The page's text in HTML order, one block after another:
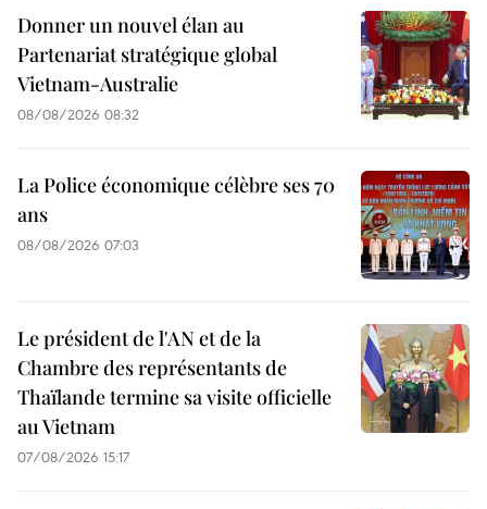
Donner un nouvel élan au
Partenariat stratégique global
Vietnam-Australie
08/08/2026 08:32
La Police économique célèbre ses 70
ans
08/08/2026 07:03
Le président de l'AN et de la
Chambre des représentants de
Thaïlande termine sa visite officielle
au Vietnam
07/08/2026 15:17